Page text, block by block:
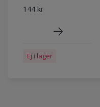
144 kr
Ej i lager